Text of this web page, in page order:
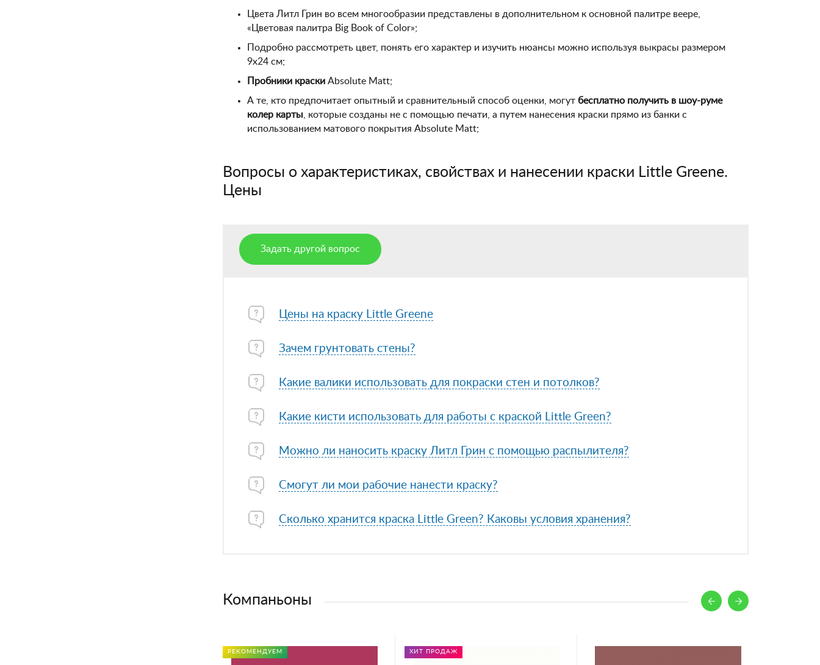
Цвета Литл Грин во всем многообразии представлены в дополнительном к основной палитре веере,
«Цветовая палитра Big Book of Color»;
Подробно рассмотреть цвет, понять его характер и изучить нюансы можно используя выкрасы размером
9х24 см;
Пробники краски Absolute Matt;
А те, кто предпочитает опытный и сравнительный способ оценки, могут бесплатно получить в шоу-руме
колер карты , которые созданы не с помощью печати, а путем нанесения краски прямо из банки с
использованием матового покрытия Absolute Matt;
Вопросы о характеристиках, свойствах и нанесении краски Little Greene.
Цены
Задать другой вопрос
Цены на краску Little Greene
Зачем грунтовать стены?
Какие валики использовать для покраски стен и потолков?
Какие кисти использовать для работы с краской Little Green?
Можно ли наносить краску Литл Грин с помощью распылителя?
Смогут ли мои рабочие нанести краску?
Сколько хранится краска Little Green? Каковы условия хранения?
Компаньоны
РЕКОМЕНДУЕМ ХИТ ПРОДАЖ